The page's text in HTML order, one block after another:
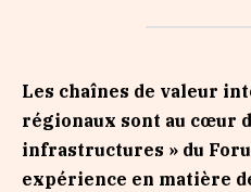
Les chaînes de valeur
régionaux sont au cœur
infrastructures » du
expérience en matière